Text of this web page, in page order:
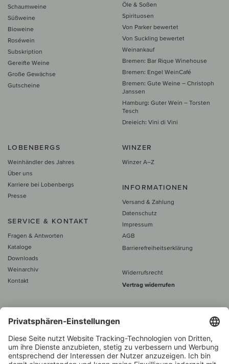
Schaumweine
Süßweine
Bioweine
Roséwein
Subskription
Gereifte Weine
Große Gewächse
Gutscheine
Öle & Soßen
Spirituosen
Von Parker bewertet
Von Suckling bewertet
Weinankauf
Bremen: Bar Rique Winehouse
Bremen: Engel WeinCafé
Bremen: Gute Weine – Christoph
Janssen
Hamburg: Guter Wein – Torsten
Tesch
Dreieich: Vini di Vini
LOBENBERGS
Weinhändler des Jahres
Über uns
Karriere bei Lobenbergs
Presse
SERVICE & KONTAKT
Fragen & Antworten
Kataloge
Downloads
Weinarchiv
Kontakt
WINZER
Winzer A–Z
INFORMATIONEN
Versand & Zahlung
Datenschutz
Impressum
AGB
Barrierefreiheitserklärung
Widerrufsrecht
Vertrag widerrufen
Alle Preise inkl. MwSt., zzgl. 5 €
60 € versand­kosten­